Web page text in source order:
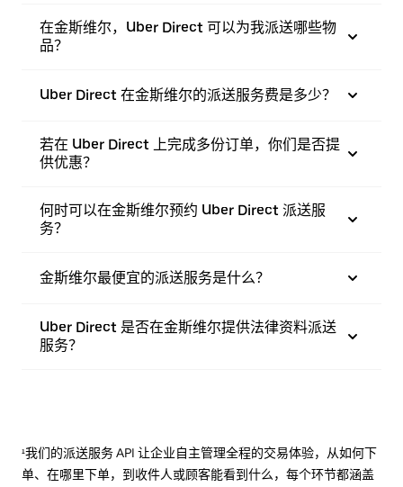
在金斯维尔，Uber Direct 可以为我派送哪些物
品？
Uber Direct 在金斯维尔的派送服务费是多少？
若在 Uber Direct 上完成多份订单，你们是否提
供优惠？
何时可以在金斯维尔预约 Uber Direct 派送服
务？
金斯维尔最便宜的派送服务是什么？
Uber Direct 是否在金斯维尔提供法律资料派送
服务？
¹我们的派送服务 API 让企业自主管理全程的交易体验，从如何下
单、在哪里下单，到收件人或顾客能看到什么，每个环节都涵盖